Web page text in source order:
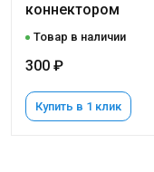
коннектором
Товар в наличии
300 ₽
Купить в 1 клик